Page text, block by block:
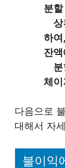
분할
상
하
잔
분
체
다음으로
대해서 자
불이익